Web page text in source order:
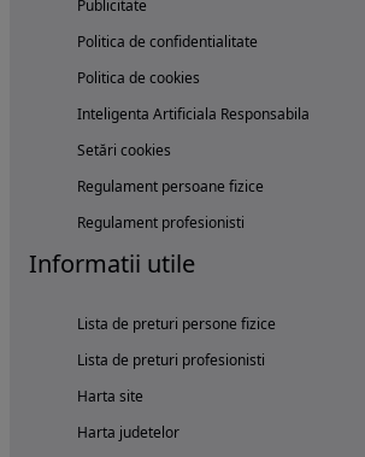
Publicitate
Politica de confidentialitate
Politica de cookies
Inteligenta Artificiala Responsabila
Setări cookies
Regulament persoane fizice
Regulament profesionisti
Informatii utile
Lista de preturi persone fizice
Lista de preturi profesionisti
Harta site
Harta judetelor